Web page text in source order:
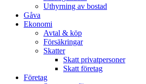
Uthyrning av bostad
Gåva
Ekonomi
Avtal & köp
Försäkringar
Skatter
Skatt privatpersoner
Skatt företag
Företag